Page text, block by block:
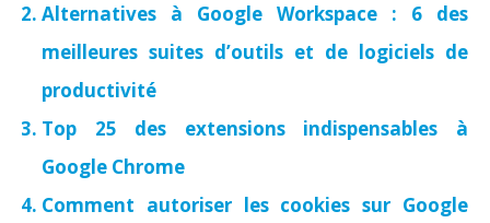
Alternatives à Google Workspace : 6 des
meilleures suites d’outils et de logiciels de
productivité
Top 25 des extensions indispensables à
Google Chrome
Comment autoriser les cookies sur Google